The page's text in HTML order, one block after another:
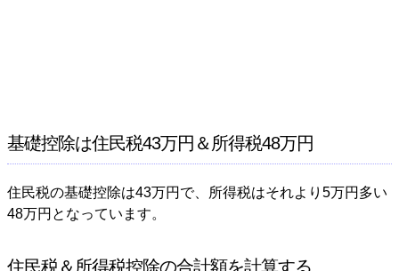
基礎控除は住民税43万円＆所得税48万円
住民税の基礎控除は43万円で、所得税はそれより5万円多い
48万円となっています。
住民税＆所得税控除の合計額を計算する